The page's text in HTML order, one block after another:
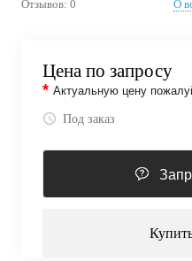
Отзывов: 0 О
Цена по запросу
* Актуальную цену
Под заказ